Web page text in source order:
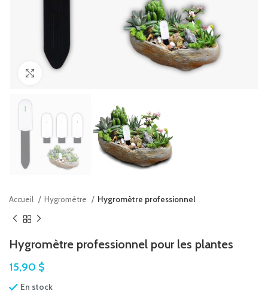
Agrandir
Accueil Hygromètre Hygromètre professionnel
Hygromètre professionnel pour les plantes
15,90 $
En stock